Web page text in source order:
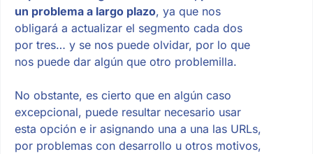
un problema a largo plazo, ya que nos
obligará a actualizar el segmento cada dos
por tres… y se nos puede olvidar, por lo que
nos puede dar algún que otro problemilla.
No obstante, es cierto que en algún caso
excepcional, puede resultar necesario usar
esta opción e ir asignando una a una las URLs,
por problemas con desarrollo u otros motivos,